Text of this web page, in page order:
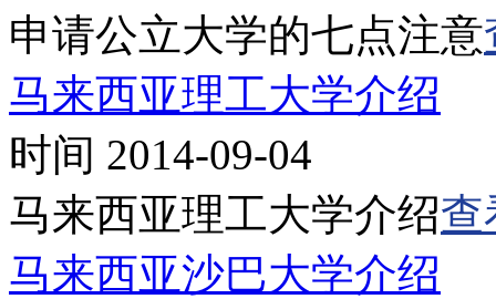
申请公立大学的七点注意
马来西亚理工大学介绍
时间 2014-09-04
马来西亚理工大学介绍查
马来西亚沙巴大学介绍